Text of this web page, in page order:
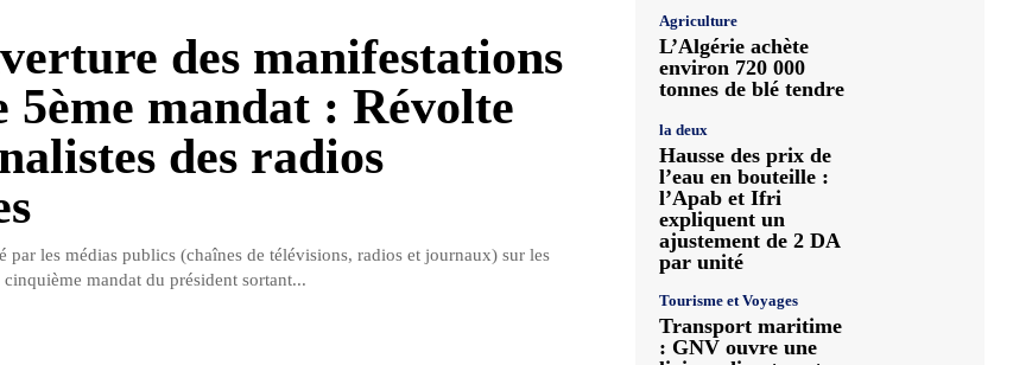
des manifestations
5ème mandat : Révolte
des radios
par les médias publics (chaînes de télévisions, radios et journaux) sur les
mandat du président sortant...
Agriculture
L’Algérie achète
environ 720 000
tonnes de blé tendre
la deux
Hausse des prix de
l’eau en bouteille :
l’Apab et Ifri
expliquent un
ajustement de 2 DA
par unité
Tourisme et Voyages
Transport maritime
: GNV ouvre une